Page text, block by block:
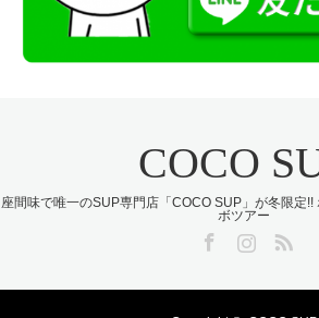
COCO
座間味で唯一のSUP専門店「COCO SUP」が冬限定!!
ボツアー